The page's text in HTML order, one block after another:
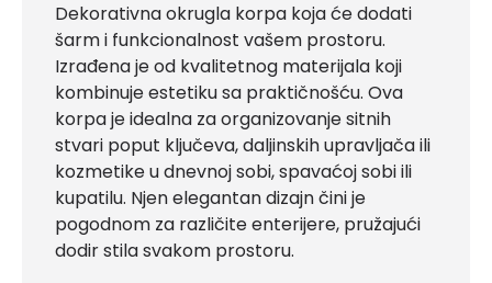
Dekorativna okrugla korpa koja će dodati
šarm i funkcionalnost vašem prostoru.
Izrađena je od kvalitetnog materijala koji
kombinuje estetiku sa praktičnošću. Ova
korpa je idealna za organizovanje sitnih
stvari poput ključeva, daljinskih upravljača ili
kozmetike u dnevnoj sobi, spavaćoj sobi ili
kupatilu. Njen elegantan dizajn čini je
pogodnom za različite enterijere, pružajući
dodir stila svakom prostoru.